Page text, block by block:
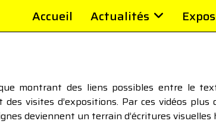
Accueil Actualités
montrant des liens possibles entre le
visites d’expositions. Par ces vidéos
deviennent un terrain d’écritures